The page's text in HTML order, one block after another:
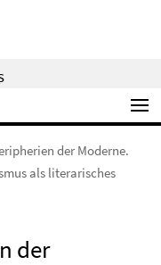
der Moderne.
als literarisches
der